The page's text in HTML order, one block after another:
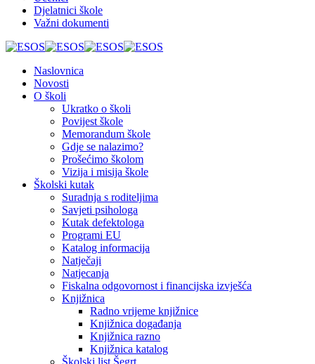
Djelatnici škole
Važni dokumenti
Naslovnica
Novosti
O školi
Ukratko o školi
Povijest škole
Memorandum škole
Gdje se nalazimo?
Prošećimo školom
Vizija i misija škole
Školski kutak
Suradnja s roditeljima
Savjeti psihologa
Kutak defektologa
Programi EU
Katalog informacija
Natječaji
Natjecanja
Fiskalna odgovornost i financijska izvješća
Knjižnica
Radno vrijeme knjižnice
Knjižnica događanja
Knjižnica razno
Knjižnica katalog
Školski list Šegrt